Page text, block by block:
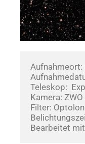
Aufnahmeort:
Teleskop:
Kamera:
Filter:
Bearbeitet